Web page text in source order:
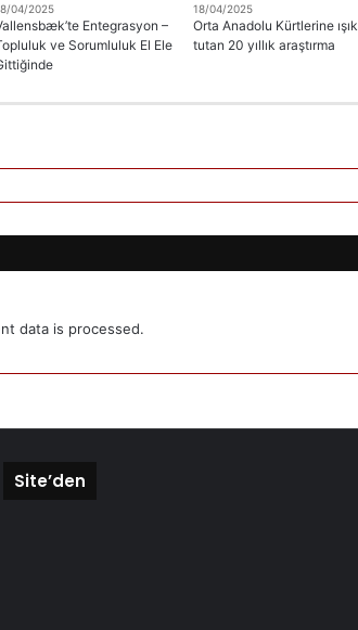
04/2025
Entegrasyon –
ve Sorumluluk El Ele
18/04/2025
Orta Anadolu Kürtlerine ışık
tutan 20 yıllık araştırma
data is processed.
Site’den